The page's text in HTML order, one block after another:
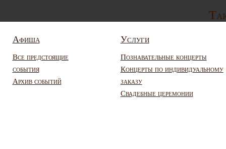
Афиша
Все предстоящие
события
Архив событий
Услуги
Познавательные концерты
Концерты по индивидуальному
заказу
Свадебные церемонии